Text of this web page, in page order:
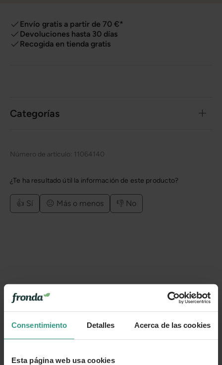
Consentimiento Detalles Acerca de las cookies
Esta página web usa cookies
Envío gratis a partir de 70 €*
Devoluciones hasta 30 días
Recogida en tienda gratis
Categorías
Número de artículo: 11064140
¿Te ha resultado útil la información de este producto?
👍 Sí 😐 Más o menos 👎 No